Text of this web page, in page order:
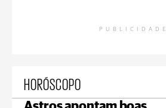
PUBLICIDADE
HORÓSCOPO